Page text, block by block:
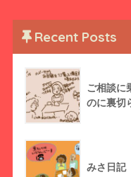
Recent Posts
ご相談
のに裏切
みさ日記